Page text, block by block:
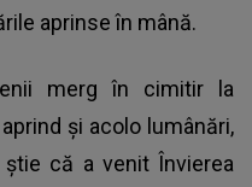
aprinse în mână.
merg în cimitir la
şi acolo lumânări,
că a venit Învierea